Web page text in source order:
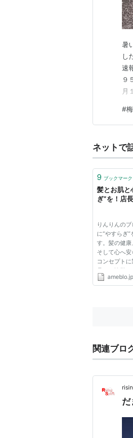
暑
し
速
９
月
影
#
ネットで
9 ブックマーク
髪とお肌と
ぎ”を！店
りんりんの
に“やすらぎ
す。髪の健康
そして心へ
コンセプト
品は、皆様に
製品であると
ameblo.jp
関連ブロ
だ